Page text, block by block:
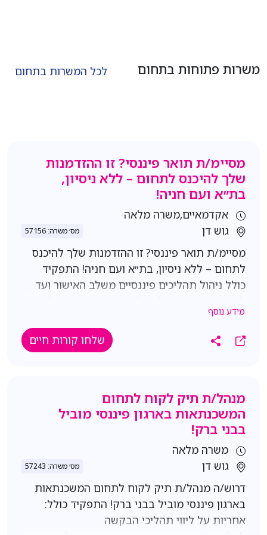
משרות פתוחות בתחום לכל המשרות בתחום
מסיימ/ת תואר פיננסי? זו ההזדמנות
שלך להיכנס לתחום – ללא ניסיון,
בת״א ועם חניה!
אקדמאיים,משרה מלאה
גוש דן
מס׳ משרה: 57156
מסיימ/ת תואר פיננסי? זו ההזדמנות שלך להיכנס
לתחום – ללא ניסיון, בת״א ועם חניה! התפקיד
כולל ניהול תהליכים פיננסיים משלב האישור ועד
התהליך, עבודה מול ממשקים פנים-ארגוניים
וגורמים מקצועיים, מעקב אחר מסמכים, אישורים,
ביטחונות ולוחות זמנים. תנאים משרה ממשרדי
ולהתפתח מקצועית דרישות תואר ראשון בכלכלה,
מנהל עסקים, חשבונאות או תחום פיננסי רלוונטי
ללא צורך בניסיון קודם אוריינטציה שירותית
ותקשורת בין-אישית מצוינת אחריות, סדר, דיוק
ויכולת לנהל מספר תהליכים במקביל ראש גדול,
מידע נוסף
שלחו קורות חיים
מנהל/ת תיק לקוח לתחום
המשכנתאות בארגון פיננסי מוביל
בבני ברק!
משרה מלאה
גוש דן
מס׳ משרה: 57243
דרוש/ה מנהל/ת תיק לקוח לתחום המשכנתאות
בארגון פיננסי מוביל בבני ברק! התפקיד כולל:
אחריות על ליווי תהליכי הבקשה